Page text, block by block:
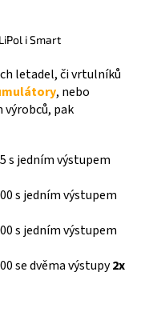
i Smart
letadel, či vrtulníků
, nebo
výrobců, pak
s jedním výstupem
s jedním výstupem
s jedním výstupem
se dvěma výstupy2x